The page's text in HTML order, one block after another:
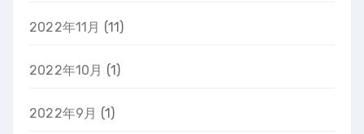
2022年11月 (11)
2022年10月 (1)
2022年9月 (1)